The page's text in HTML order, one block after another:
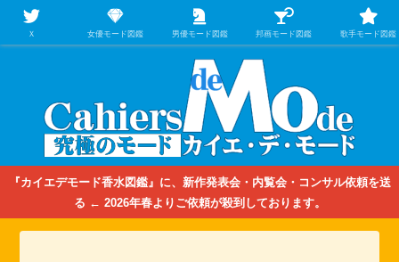
【映画/音楽の中のファッション＆香水】を徹底的に分析するファッション＆ア
パレル業界人のための学習サイト
『カイエデモード香水図鑑』に、新作発表会・内覧会・コンサル依頼を送
る ← 2026年春よりご依頼が殺到しております。
Ｘ 女優モード図鑑 男優モード図鑑 邦画モード図鑑 歌手モード図鑑